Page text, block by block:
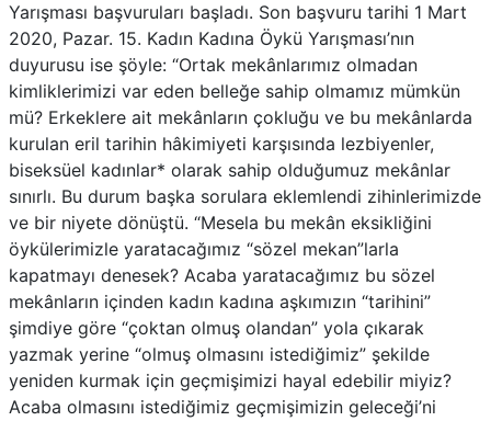
Yarışması başvuruları başladı. Son başvuru tarihi 1 Mart
2020, Pazar. 15. Kadın Kadına Öykü Yarışması’nın
duyurusu ise şöyle: “Ortak mekânlarımız olmadan
kimliklerimizi var eden belleğe sahip olmamız mümkün
mü? Erkeklere ait mekânların çokluğu ve bu mekânlarda
kurulan eril tarihin hâkimiyeti karşısında lezbiyenler,
biseksüel kadınlar* olarak sahip olduğumuz mekânlar
sınırlı. Bu durum başka sorulara eklemlendi zihinlerimizde
ve bir niyete dönüştü. “Mesela bu mekân eksikliğini
öykülerimizle yaratacağımız “sözel mekan”larla
kapatmayı denesek? Acaba yaratacağımız bu sözel
mekânların içinden kadın kadına aşkımızın “tarihini”
şimdiye göre “çoktan olmuş olandan” yola çıkarak
yazmak yerine “olmuş olmasını istediğimiz” şekilde
yeniden kurmak için geçmişimizi hayal edebilir miyiz?
Acaba olmasını istediğimiz geçmişimizin geleceği’ni